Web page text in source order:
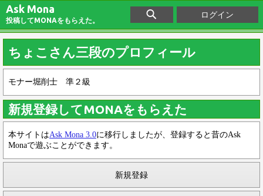
Ask Mona
投稿してMONAをもらえた。
ログイン
ちょこさん三段のプロフィール
モナー堀削士 準２級
新規登録してMONAをもらえた
本サイトはAsk Mona 3.0に移行しましたが、登録すると昔のAsk
Monaで遊ぶことができます。
新規登録